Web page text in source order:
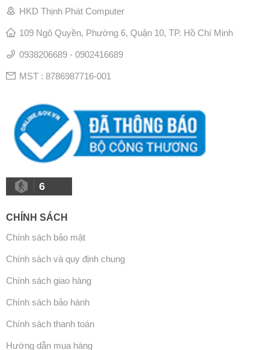
HKD Thịnh Phát Computer
109 Ngô Quyền, Phường 6, Quận 10, TP. Hồ Chí Minh
0938206689 - 0902416689
MST : 8786987716-001
6
CHÍNH SÁCH
Chính sách bảo mật
Chính sách và quy định chung
Chính sách giao hàng
Chính sách bảo hành
Chính sách thanh toán
Hướng dẫn mua hàng